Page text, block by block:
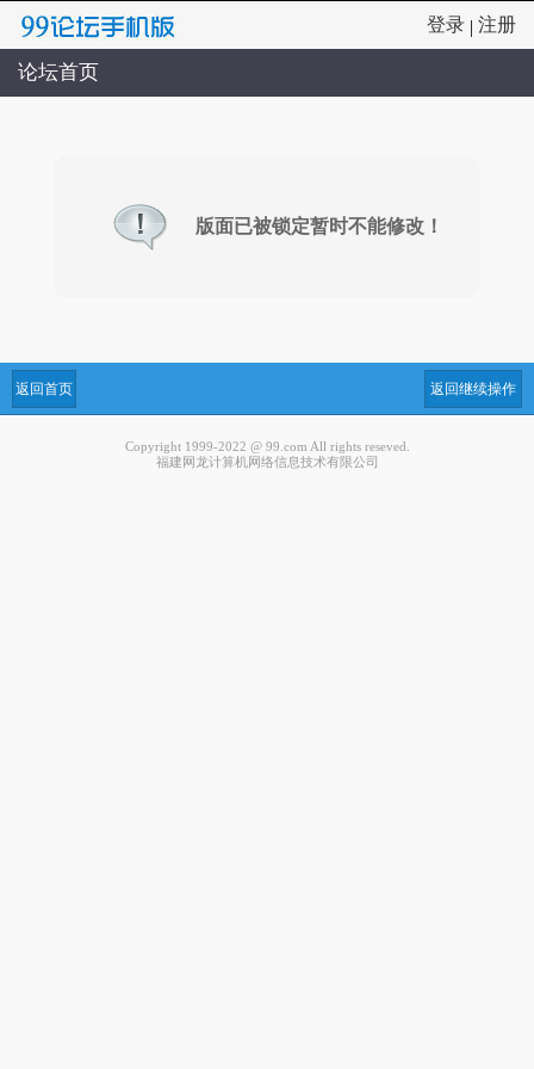
登录 | 注册
论坛首页
版面已被锁定暂时不能修改！
返回首页 返回继续操作
Copyright 1999-2022 @ 99.com All rights reseved.
福建网龙计算机网络信息技术有限公司